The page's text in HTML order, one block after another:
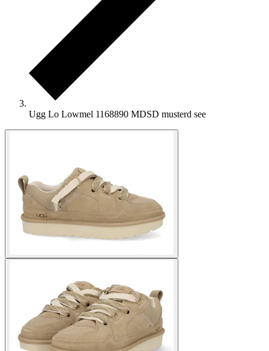
Ugg Lo Lowmel 1168890 MDSD musterd see